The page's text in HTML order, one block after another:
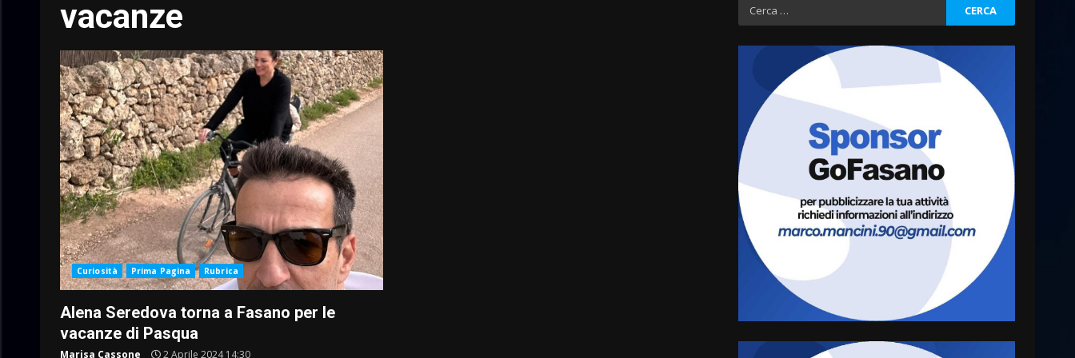
vacanze
Curiosità Prima Pagina Rubrica
Alena Seredova torna a Fasano per le
vacanze di Pasqua
Marisa Cassone 2 Aprile 2024 14:30
Ricerca
per:
Fasanese ferito a colpi di
arma da fuoco
6 Agosto 2026 18:13
4
Carta d’identità: continua il
piano di aperture
straordinarie del Comune di
Fasano
6 Agosto 2026 14:16
5
Grazia Neglia, coordinatrice
cittadina di Fratelli d’Italia,
pronta a tornare in Consiglio
6 Agosto 2026 08:00